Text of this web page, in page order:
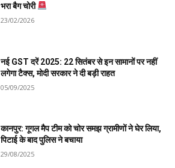
भरा बैग चोरी
23/02/2026
नई GST दरें 2025: 22 सितंबर से इन सामानों पर नहीं
लगेगा टैक्स, मोदी सरकार ने दी बड़ी राहत
05/09/2025
कानपुर: गूगल मैप टीम को चोर समझ ग्रामीणों ने घेर लिया,
पिटाई के बाद पुलिस ने बचाया
29/08/2025